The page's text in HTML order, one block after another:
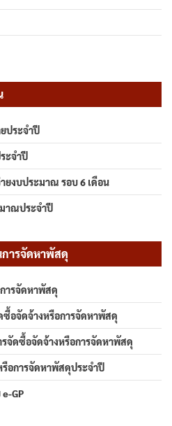
ประจำปี
ะจำปี
ยงบประมาณ รอบ 6 เดือน
าณประจำปี
ารจัดหาพัสดุ
ารจัดหาพัสดุ
ซื้อจัดจ้างหรือการจัดหาพัสดุ
จัดซื้อจัดจ้างหรือการจัดหาพัสดุ
อการจัดหาพัสดุประจำปี
GP